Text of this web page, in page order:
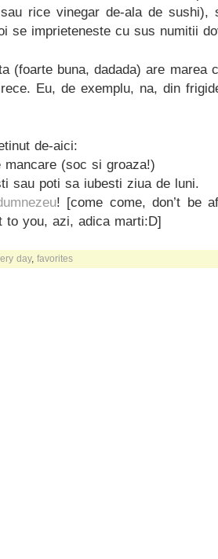
rice vinegar de-ala de
se imprieteneste cu sus numitii
(foarte buna, dadada) are marea
Eu, de exemplu, na, din
de-aici:
mancare (soc si groaza!)
sau poti sa iubesti ziua de luni.
! [come come, don’t be
to you, azi, adica marti:D]
day, favorites